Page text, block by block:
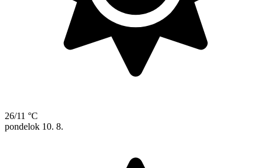
26/11 °C
pondelok 10. 8.